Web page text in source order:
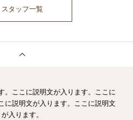
スタッフ一覧
。ここに説明文が入ります。ここに
に説明文が入ります。ここに説明文
が入ります。